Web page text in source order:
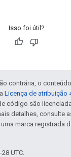
Isso foi útil?
contrária, o
Licença de atribuição
código são
detalhes, consulte
uma marca registrada
UTC.